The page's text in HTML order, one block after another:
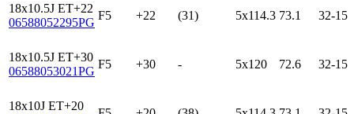
18x10.5J ET+22
06588052295PG
F5 +22 (31) 5x114.3 73.1 32-15
18x10.5J ET+30
06588053021PG
F5 +30 - 5x120 72.6 32-15
18x10J ET+20